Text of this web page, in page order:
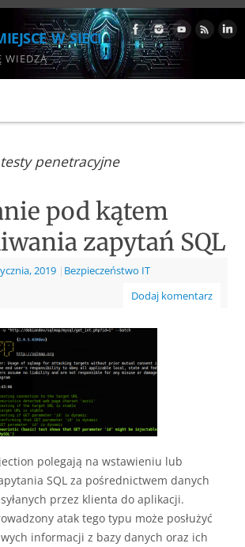
w sieci
WIEDZĄ
testy penetracyjne
pod kątem
zapytań SQL
2019 | Bezpieczeństwo IT
Dodaj komentarz
polegają na wstawieniu lub
SQL za pośrednictwem danych
przez klienta do aplikacji.
atak tego typu może posłużyć
informacji z bazy danych oraz ich